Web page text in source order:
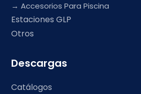
Accesorios Para Piscina
Estaciones GLP
Otros
Descargas
Catálogos